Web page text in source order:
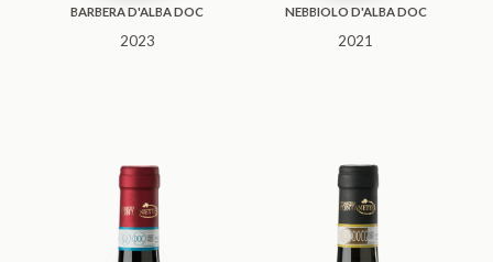
BARBERA D'ALBA DOC
2023
NEBBIOLO D'ALBA DOC
2021